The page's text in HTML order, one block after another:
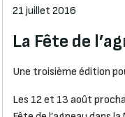
21 juillet 2016
La Fête de
Une troisième édition
Les 12 et 13 août